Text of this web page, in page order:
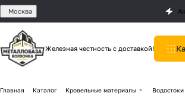
Москва
Железная честность с доставкой!
Главная Каталог Кровельные материалы Водостоки